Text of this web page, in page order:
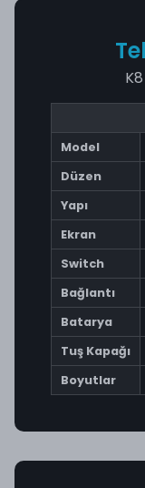
Model
Düzen
Yapı
Ekran
Switch
Bağlantı
Batarya
Tuş Kapağı
Boyutlar